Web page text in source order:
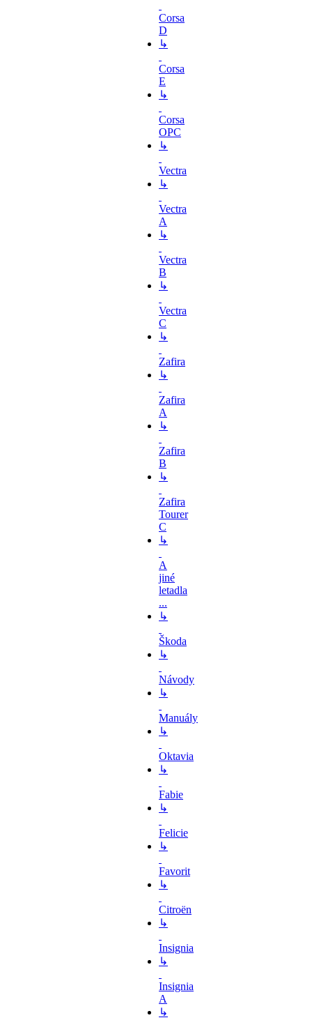
Corsa
D
↳
Corsa
E
↳
Corsa
OPC
↳
Vectra
↳
Vectra
A
↳
Vectra
B
↳
Vectra
C
↳
Zafira
↳
Zafira
A
↳
Zafira
B
↳
Zafira
Tourer
C
↳
A
jiné
letadla
...
↳
Škoda
↳
Návody
↳
Manuály
↳
Oktavia
↳
Fabie
↳
Felicie
↳
Favorit
↳
Citroën
↳
Insignia
↳
Insignia
A
↳